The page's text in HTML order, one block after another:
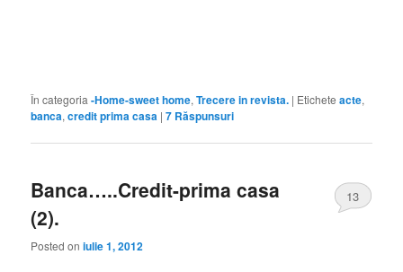
În categoria -Home-sweet home,Trecere in revista. | Etichete acte,
banca,credit prima casa |7 Răspunsuri
Banca…..Credit-prima casa
(2).
Posted oniulie 1, 2012
13